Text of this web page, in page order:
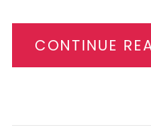
CONTINUE